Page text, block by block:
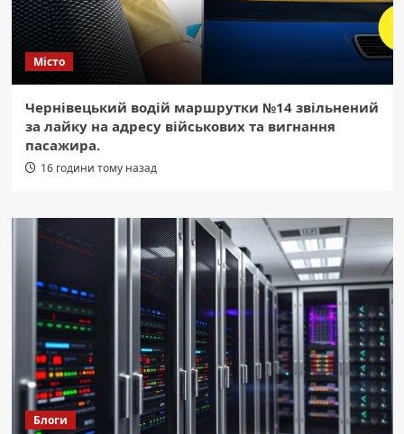
Місто
Чернівецький водій маршрутки №14 звільнений
за лайку на адресу військових та вигнання
пасажира.
16 години тому назад
Блоги